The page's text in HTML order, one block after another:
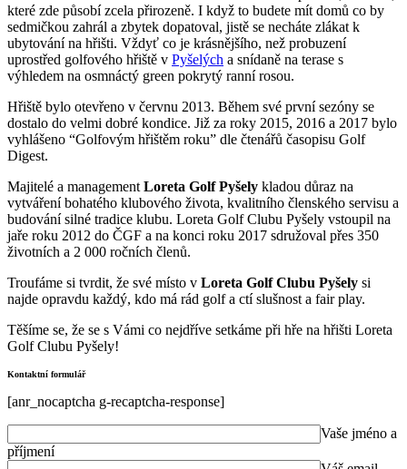
které zde působí zcela přirozeně. I když to budete mít domů co by
sedmičkou zahrál a zbytek dopatoval, jistě se necháte zlákat k
ubytování na hřišti. Vždyť co je krásnějšího, než probuzení
uprostřed golfového hřiště v Pyšelých a snídaně na terase s
výhledem na osmnáctý green pokrytý ranní rosou.
Hřiště bylo otevřeno v červnu 2013. Během své první sezóny se
dostalo do velmi dobré kondice. Již za roky 2015, 2016 a 2017 bylo
vyhlášeno “Golfovým hřištěm roku” dle čtenářů časopisu Golf
Digest.
Majitelé a managementLoreta Golf Pyšely kladou důraz na
vytváření bohatého klubového života, kvalitního členského servisu a
budování silné tradice klubu. Loreta Golf Clubu Pyšely vstoupil na
jaře roku 2012 do ČGF a na konci roku 2017 sdružoval přes 350
životních a 2 000 ročních členů.
Troufáme si tvrdit, že své místo v Loreta Golf Clubu Pyšely si
najde opravdu každý, kdo má rád golf a ctí slušnost a fair play.
Těšíme se, že se s Vámi co nejdříve setkáme při hře na hřišti Loreta
Golf Clubu Pyšely!
Kontaktní formulář
[anr_nocaptcha g-recaptcha-response]
Vaše jméno a
příjmení